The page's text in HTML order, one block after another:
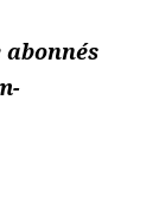
abonnés